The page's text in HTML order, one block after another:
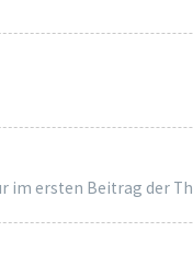
im ersten Beitrag der